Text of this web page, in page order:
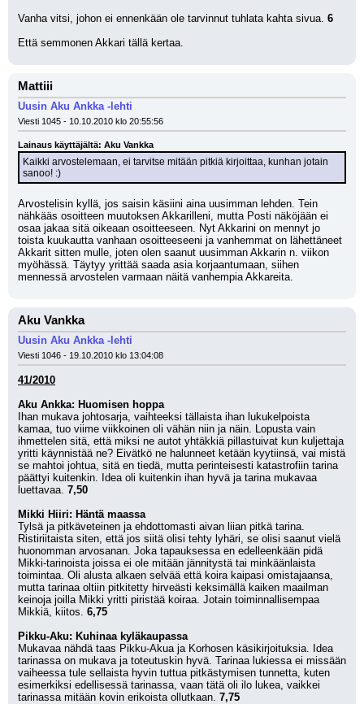
Vanha vitsi, johon ei ennenkään ole tarvinnut tuhlata kahta sivua. 6
Että semmonen Akkari tällä kertaa.
Mattiii
Uusin Aku Ankka -lehti
Viesti 1045 - 10.10.2010 klo 20:55:56
Lainaus käyttäjältä: Aku Vankka
Kaikki arvostelemaan, ei tarvitse mitään pitkiä kirjoittaa, kunhan jotain
sanoo! :)
Arvostelisin kyllä, jos saisin käsiini aina uusimman lehden. Tein
nähkääs osoitteen muutoksen Akkarilleni, mutta Posti näköjään ei
osaa jakaa sitä oikeaan osoitteeseen. Nyt Akkarini on mennyt jo
toista kuukautta vanhaan osoitteeseeni ja vanhemmat on lähettäneet
Akkarit sitten mulle, joten olen saanut uusimman Akkarin n. viikon
myöhässä. Täytyy yrittää saada asia korjaantumaan, siihen
mennessä arvostelen varmaan näitä vanhempia Akkareita.
Aku Vankka
Uusin Aku Ankka -lehti
Viesti 1046 - 19.10.2010 klo 13:04:08
41/2010
Aku Ankka: Huomisen hoppa
Ihan mukava johtosarja, vaihteeksi tällaista ihan lukukelpoista
kamaa, tuo viime viikkoinen oli vähän niin ja näin. Lopusta vain
ihmettelen sitä, että miksi ne autot yhtäkkiä pillastuivat kun kuljettaja
yritti käynnistää ne? Eivätkö ne halunneet ketään kyytiinsä, vai mistä
se mahtoi johtua, sitä en tiedä, mutta perinteisesti katastrofiin tarina
päättyi kuitenkin. Idea oli kuitenkin ihan hyvä ja tarina mukavaa
luettavaa. 7,50
Mikki Hiiri: Häntä maassa
Tylsä ja pitkäveteinen ja ehdottomasti aivan liian pitkä tarina.
Ristiriitaista siten, että jos siitä olisi tehty lyhäri, se olisi saanut vielä
huonomman arvosanan. Joka tapauksessa en edelleenkään pidä
Mikki-tarinoista joissa ei ole mitään jännitystä tai minkäänlaista
toimintaa. Oli alusta alkaen selvää että koira kaipasi omistajaansa,
mutta tarinaa oltiin pitkitetty hirveästi keksimällä kaiken maailman
keinoja joilla Mikki yritti piristää koiraa. Jotain toiminnallisempaa
Mikkiä, kiitos. 6,75
Pikku-Aku: Kuhinaa kyläkaupassa
Mukavaa nähdä taas Pikku-Akua ja Korhosen käsikirjoituksia. Idea
tarinassa on mukava ja toteutuskin hyvä. Tarinaa lukiessa ei missään
vaiheessa tule sellaista hyvin tuttua pitkästymisen tunnetta, kuten
esimerkiksi edellisessä tarinassa, vaan tätä oli ilo lukea, vaikkei
tarinassa mitään kovin erikoista ollutkaan. 7,75